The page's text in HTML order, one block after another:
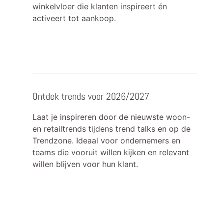
winkelvloer die klanten inspireert én
activeert tot aankoop.
Ontdek trends voor 2026/2027
Laat je inspireren door de nieuwste woon-
en retailtrends tijdens trend talks en op de
Trendzone. Ideaal voor ondernemers en
teams die vooruit willen kijken en relevant
willen blijven voor hun klant.